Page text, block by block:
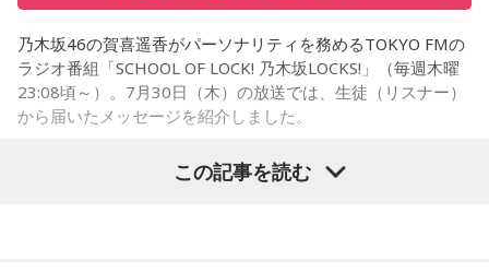
を招いた体験会が行われており、馬に乗ることで身体を自然
に動かすきっかけになったり、高い視点から景色を見ること
で自信や自己肯定感につながったりする姿を目にしていたと
いう。
今回の訪問を通じて、馬が競技や競走だけではなく、さまざ
乃木坂46の賀喜遥香がパーソナリティを務めるTOKYO FMの
ラジオ番組「SCHOOL OF LOCK! 乃木坂LOCKS!」（毎週木曜
23:08頃～）。7月30日（木）の放送では、生徒（リスナー）
から届いたメッセージを紹介しました。
この記事を読む